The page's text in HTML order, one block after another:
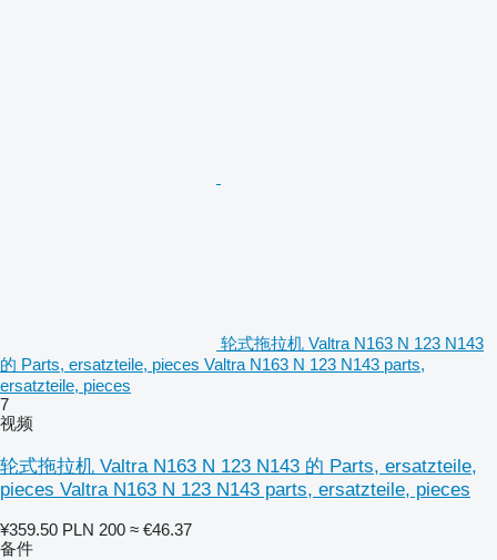
轮式拖拉机 Valtra N163 N 123 N143
的 Parts, ersatzteile, pieces Valtra N163 N 123 N143 parts,
ersatzteile, pieces
7
视频
轮式拖拉机 Valtra N163 N 123 N143 的 Parts, ersatzteile,
pieces Valtra N163 N 123 N143 parts, ersatzteile, pieces
¥359.50 PLN 200 ≈ €46.37
备件